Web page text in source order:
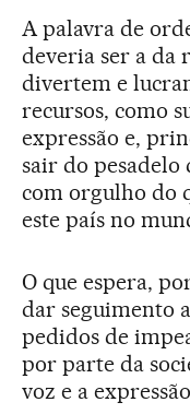
A palavra de
deveria ser a da
divertem e
recursos, como
expressão e,
sair do pesadelo
com orgulho do
este país no
O que espera,
dar seguimento
pedidos de
por parte da
voz e a